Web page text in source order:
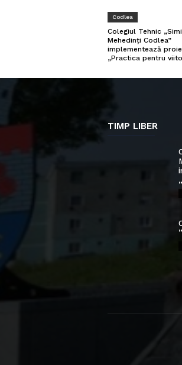
Codlea
Colegiul Tehnic
Mehedinți Codlea”
implementează
„Practica pentru
TIMP LIBER